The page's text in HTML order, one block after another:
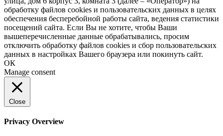
обработку файлов cookies и пользовательских данных в целях
обеспечения бесперебойной работы сайта, ведения статистики
посещений сайта. Если Вы не хотите, чтобы Ваши
вышеперечисленные данные обрабатывались, просим
отключить обработку файлов cookies и сбор пользовательских
данных в настройках Вашего браузера или покинуть сайт.
ОК
Manage consent
Close
Privacy Overview